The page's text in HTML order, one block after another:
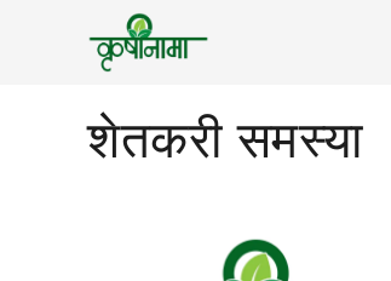
शेतकरी समस्या